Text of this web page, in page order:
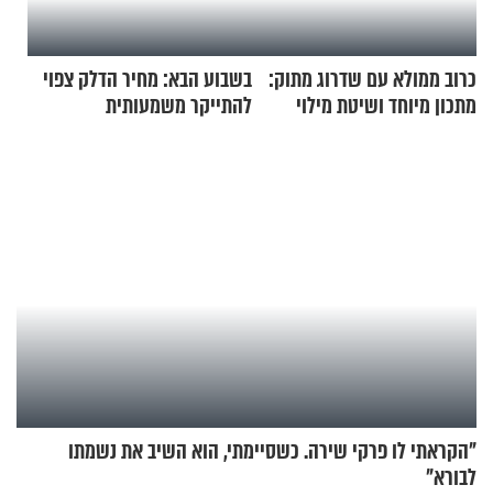
כרוב ממולא עם שדרוג מתוק:
מתכון מיוחד ושיטת מילוי
בשבוע הבא: מחיר הדלק צפוי
להתייקר משמעותית
"הקראתי לו פרקי שירה. כשסיימתי, הוא השיב את נשמתו
לבורא"